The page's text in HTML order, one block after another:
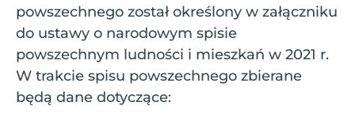
powszechnego został określony w załączniku
do ustawy o narodowym spisie
powszechnym ludności i mieszkań w 2021 r.
W trakcie spisu powszechnego zbierane
będą dane dotyczące: